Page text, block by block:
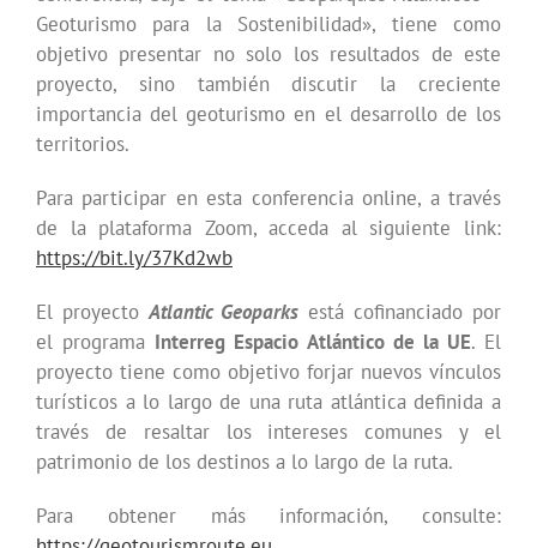
Geoturismo para la Sostenibilidad», tiene como
objetivo presentar no solo los resultados de este
proyecto, sino también discutir la creciente
importancia del geoturismo en el desarrollo de los
territorios.
Para participar en esta conferencia online, a través
de la plataforma Zoom, acceda al siguiente link:
https://bit.ly/37Kd2wb
El proyectoAtlantic Geoparks está cofinanciado por
el programa Interreg Espacio Atlántico de la UE. El
proyecto tiene como objetivo forjar nuevos vínculos
turísticos a lo largo de una ruta atlántica definida a
través de resaltar los intereses comunes y el
patrimonio de los destinos a lo largo de la ruta.
Para obtener más información, consulte: